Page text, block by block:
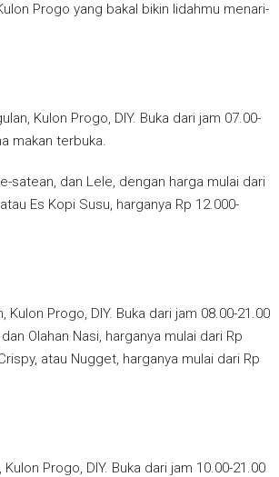
Progo yang bakal bikin lidahmu menari-
Kulon Progo, DIY. Buka dari jam 07.00-
makan terbuka.
satean, dan Lele, dengan harga mulai dari
Es Kopi Susu, harganya Rp 12.000-
Progo, DIY. Buka dari jam 08.00-21.00
Olahan Nasi, harganya mulai dari Rp
atau Nugget, harganya mulai dari Rp
Progo, DIY. Buka dari jam 10.00-21.00